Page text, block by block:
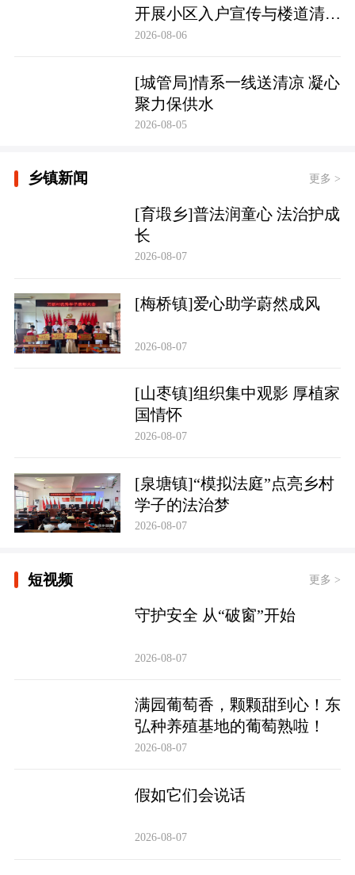
开展小区入户宣传与楼道清理
行动
2026-08-06
[城管局]情系一线送清凉 凝心
聚力保供水
2026-08-05
乡镇新闻 更多 >
[育塅乡]普法润童心 法治护成
长
2026-08-07
[梅桥镇]爱心助学蔚然成风
2026-08-07
[山枣镇]组织集中观影 厚植家
国情怀
2026-08-07
[泉塘镇]“模拟法庭”点亮乡村
学子的法治梦
2026-08-07
短视频 更多 >
守护安全 从“破窗”开始
2026-08-07
满园葡萄香，颗颗甜到心！东
弘种养殖基地的葡萄熟啦！
2026-08-07
假如它们会说话
2026-08-07